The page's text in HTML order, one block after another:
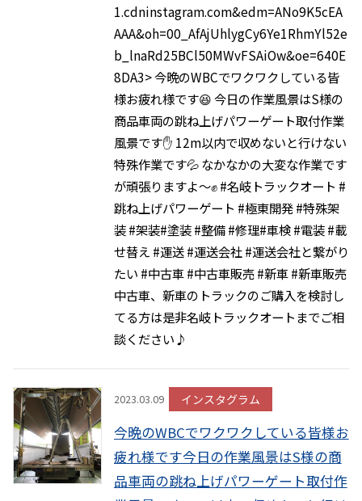
1.cdninstagram.com&edm=ANo9K5cEA
AAA&oh=00_AfAjUhlygCy6Ye1RhmYl52e
b_lnaRd25BCl50MWvFSAiOw&oe=640E
8DA3> 今晩のWBCでワクワクしている皆
様お疲れ様です😆 今日の作業風景はS様の
商品車両の跳ね上げパワーゲート取付作業
風景です✋ 12m以内で収めないと行けない
特殊作業です💦 なかなかの大変な作業です
が頑張りますよ〜✊ #名岐トラックオート #
跳ね上げパワーゲート #極東開発 #特殊架
装 #架装#塗装 #整備 #修理#車検 #電装 #載
せ替え #運送 #運送会社 #運送会社と繋がり
たい #中古車 #中古車販売 #新車 #新車販売
中古車、新車のトラックのご購入を検討し
てる方は是非名岐トラックオートまでご相
談ください♪
2023.03.09 インスタグラム
今晩のWBCでワクワクしている皆様お
疲れ様です今日の作業風景はS様の商
品車両の跳ね上げパワーゲート取付作